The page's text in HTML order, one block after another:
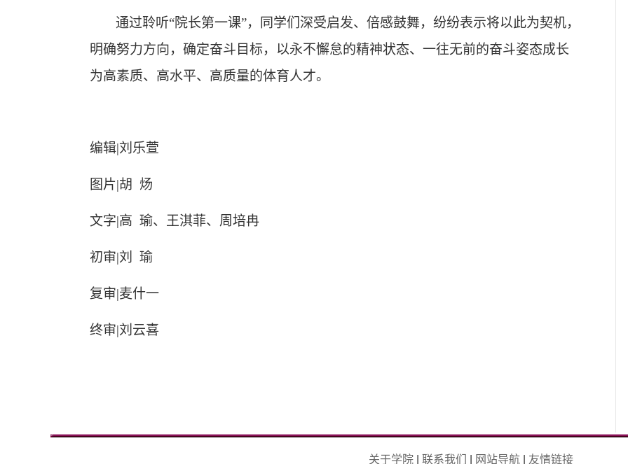
通过聆听“院长第一课”，同学们深受启发、倍感鼓舞，纷纷表示将以此为契机，
明确努力方向，确定奋斗目标，以永不懈怠的精神状态、一往无前的奋斗姿态成长
为高素质、高水平、高质量的体育人才。
编辑|刘乐萱
图片|胡 炀
文字|高 瑜、王淇菲、周培冉
初审|刘 瑜
复审|麦什一
终审|刘云喜
关于学院 联系我们 网站导航 友情链接